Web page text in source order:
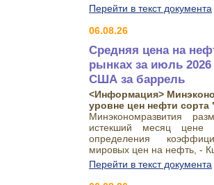
Перейти в текст документа
06.08.26
Средняя цена на
рынках за июль 2026
США за баррель
<Информация>
уровне цен нефти
Минэкономразвития
истекший месяц
определения
мировых цен на нефть, -
Перейти в текст документа